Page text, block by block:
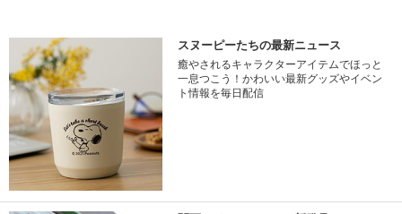
スヌーピーたちの最新ニュース
癒やされるキャラクターアイテムでほっと
一息つこう！かわいい最新グッズやイベン
ト情報を毎日配信